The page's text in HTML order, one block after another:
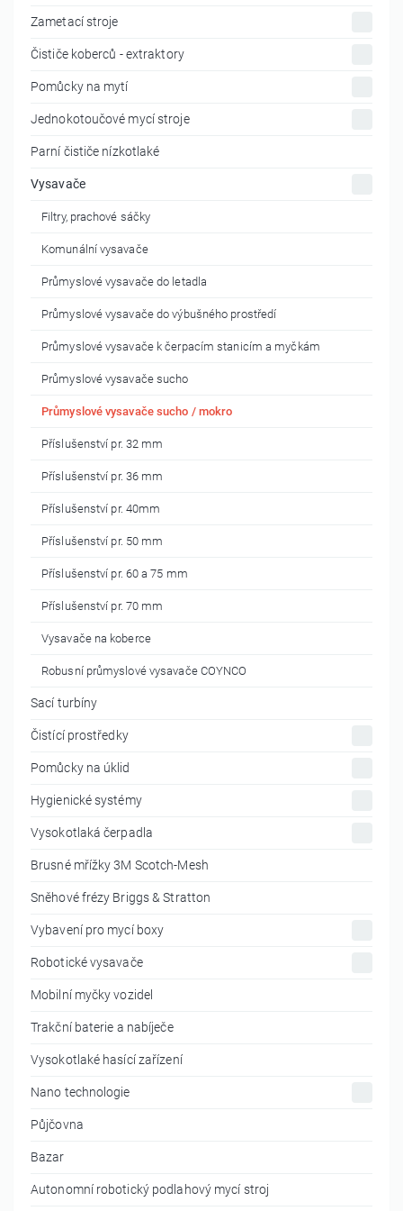
Zametací stroje
Čističe koberců - extraktory
Pomůcky na mytí
Jednokotoučové mycí stroje
Parní čističe nízkotlaké
Vysavače
Filtry, prachové sáčky
Komunální vysavače
Průmyslové vysavače do letadla
Průmyslové vysavače do výbušného prostředí
Průmyslové vysavače k čerpacím stanicím a myčkám
Průmyslové vysavače sucho
Průmyslové vysavače sucho / mokro
Příslušenství pr. 32 mm
Příslušenství pr. 36 mm
Příslušenství pr. 40mm
Příslušenství pr. 50 mm
Příslušenství pr. 60 a 75 mm
Příslušenství pr. 70 mm
Vysavače na koberce
Robusní průmyslové vysavače COYNCO
Sací turbíny
Čistící prostředky
Pomůcky na úklid
Hygienické systémy
Vysokotlaká čerpadla
Brusné mřížky 3M Scotch-Mesh
Sněhové frézy Briggs & Stratton
Vybavení pro mycí boxy
Robotické vysavače
Mobilní myčky vozidel
Trakční baterie a nabíječe
Vysokotlaké hasící zařízení
Nano technologie
Půjčovna
Bazar
Autonomní robotický podlahový mycí stroj